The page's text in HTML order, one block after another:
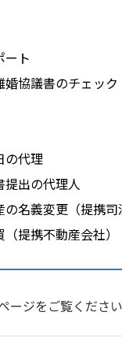
ート
婚協議書のチェック
の代理
出の代理人
名義変更（提携司
提携不動産会社）
ージをご覧ください